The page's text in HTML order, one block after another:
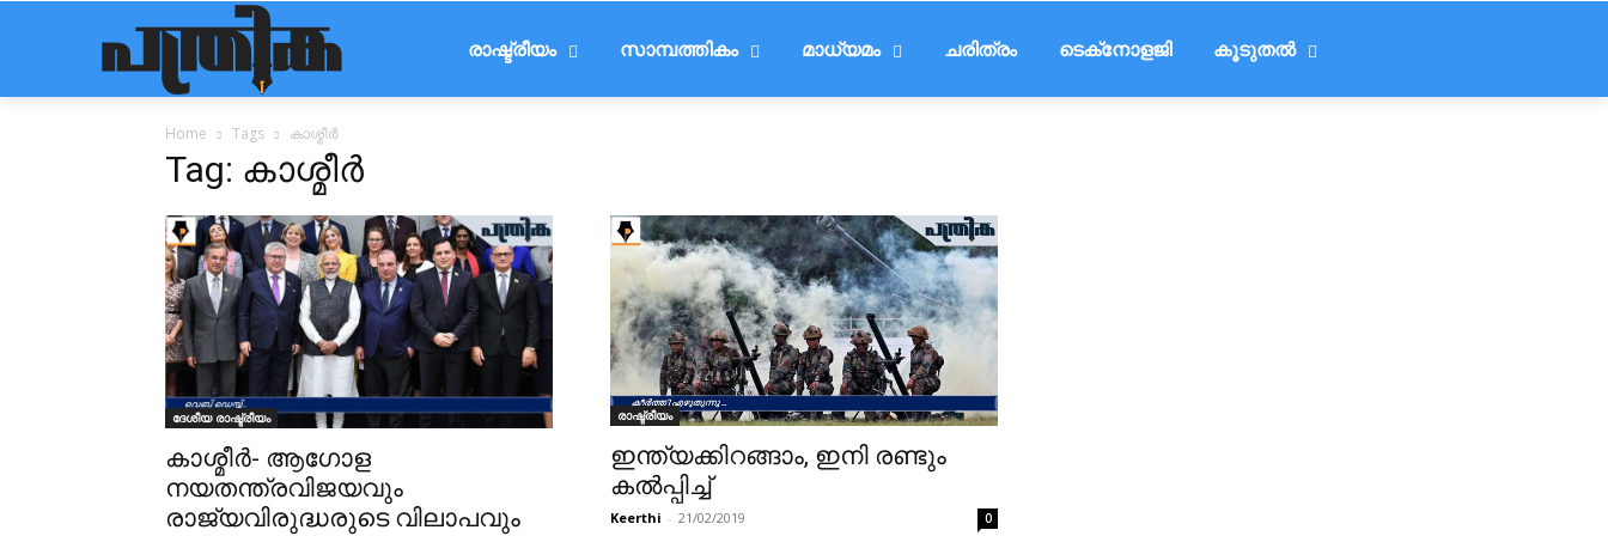
രാഷ്ട്രീയം സാമ്പത്തികം മാധ്യമം ചരിത്രം ടെക്‌നോളജി കൂടുതൽ
Home Tags കാശ്മീർ
Tag: കാശ്മീർ
ദേശീയ രാഷ്ട്രീയം
കാശ്മീര്‍- ആഗോള
നയതന്ത്രവിജയവും
രാജ്യവിരുദ്ധരുടെ വിലാപവും
രാഷ്ട്രീയം
ഇന്ത്യക്കിറങ്ങാം, ഇനി രണ്ടും
കല്‍പ്പിച്ച്
Keerthi - 21/02/2019 0